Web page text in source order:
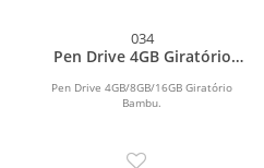
034
Pen Drive 4GB Giratório
Pen Drive 4GB/8GB/16GB Giratório
Bambu.